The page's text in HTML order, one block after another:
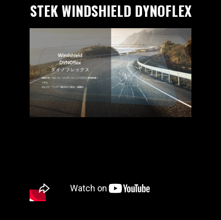
STEK WINDSHIELD DYNOFLEX